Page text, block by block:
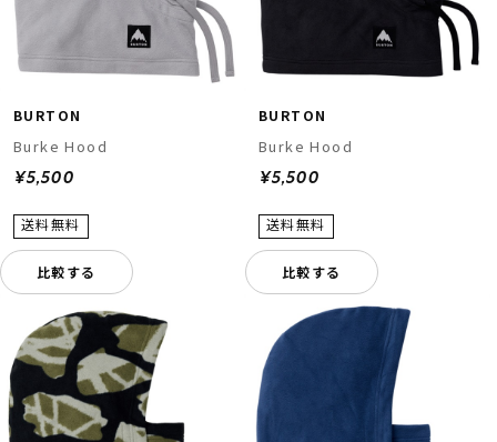
BURTON
Burke Hood
¥5,500
比較する
BURTON
Burke Hood
¥5,500
比較する